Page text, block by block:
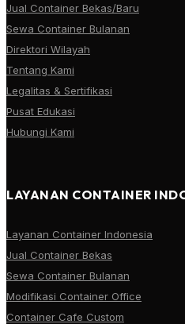
Jual Container Bekas/Baru
Sewa Container Bulanan
Direktori Wilayah
Tentang Kami
Legalitas & Sertifikasi
Pusat Edukasi
Hubungi Kami
LAYANAN CONTAINER
Layanan Container Indonesia
Jual Container Bekas
Sewa Container Bulanan
Modifikasi Container Office
Container Cafe Custom